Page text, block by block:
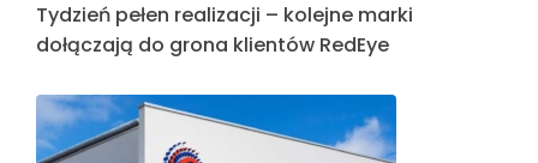
Tydzień pełen realizacji – kolejne marki
dołączają do grona klientów RedEye